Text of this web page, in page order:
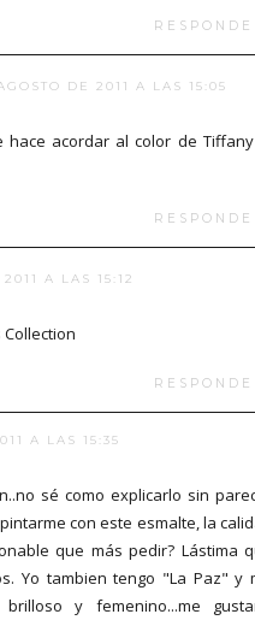
DE 2011 A LAS 15:05
hace acordar al color de
A LAS 15:12
A LAS 15:35
sé como explicarlo sin
con este esmalte, la
que más pedir? Lástima
Yo tambien tengo "La Paz" y
y femenino...me